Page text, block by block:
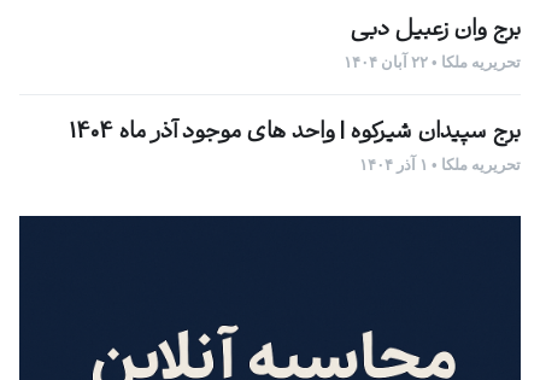
برج وان زعبیل دبی
تحریریه ملکا • ۲۲ آبان ۱۴۰۴
برج سپیدان شیرکوه | واحد های موجود آذر ماه 1404
تحریریه ملکا • ۱ آذر ۱۴۰۴